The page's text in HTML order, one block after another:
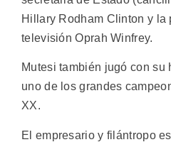
Hillary Rodham Clinton y la
televisión Oprah Winfrey.
Mutesi también jugó con su
uno de los grandes
XX.
El empresario y filántropo